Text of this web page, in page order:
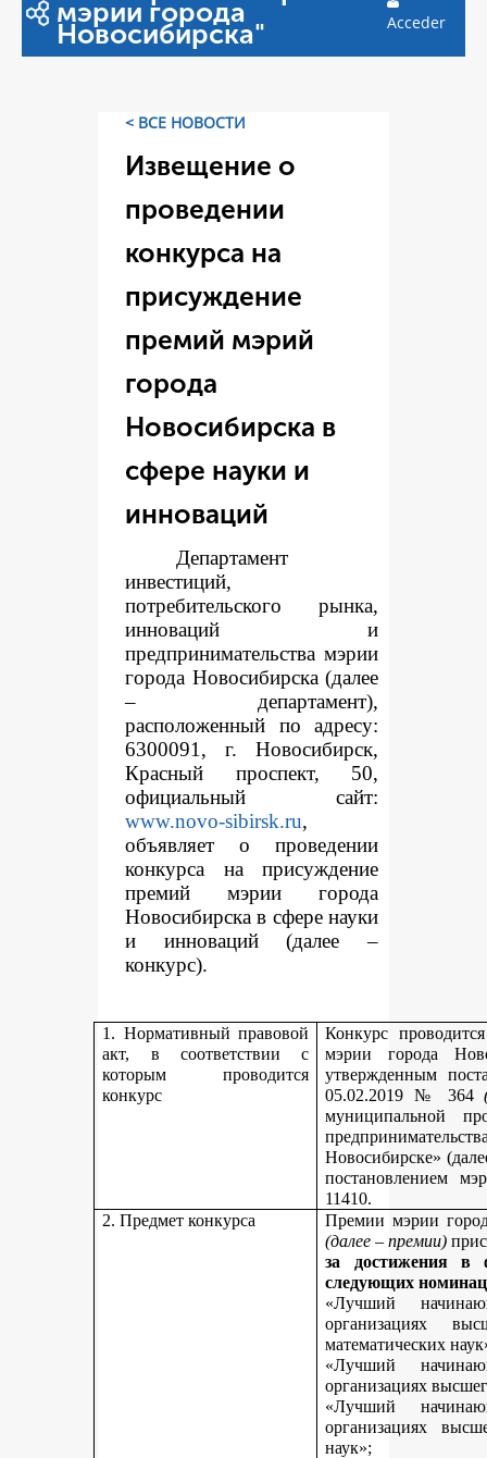
мэрии города
Новосибирска" Acceder
< ВСЕ НОВОСТИ
Извещение о
проведении
конкурса на
присуждение
премий мэрий
города
Новосибирска в
сфере науки и
инноваций
Департамент
инвестиций,
потребительского рынка,
инноваций и
предпринимательства мэрии
города Новосибирска (далее
– департамент),
расположенный по адресу:
6300091, г. Новосибирск,
Красный проспект, 50,
официальный сайт:
www.novo-sibirsk.ru,
объявляет о проведении
конкурса на присуждение
премий мэрии города
Новосибирска в сфере науки
и инноваций (далее –
конкурс).
1. Нормативный правовой
акт, в соответствии с
которым проводится
конкурс
Конкурс
мэрии города
утвержденным
05.02.2019 № 364
муниципальной
Новосибирске»
постановлением
11410.
2. Предмет конкурса
Премии мэрии
(далее – премии)
за достижения в
следующих
«Лучший
организациях
математических
«Лучший
организациях
«Лучший
организациях
наук»;